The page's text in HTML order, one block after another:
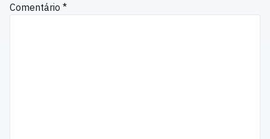
Comentário *